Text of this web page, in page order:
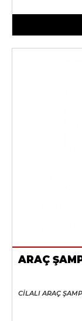
ARAÇ
CİLALI ARAÇ